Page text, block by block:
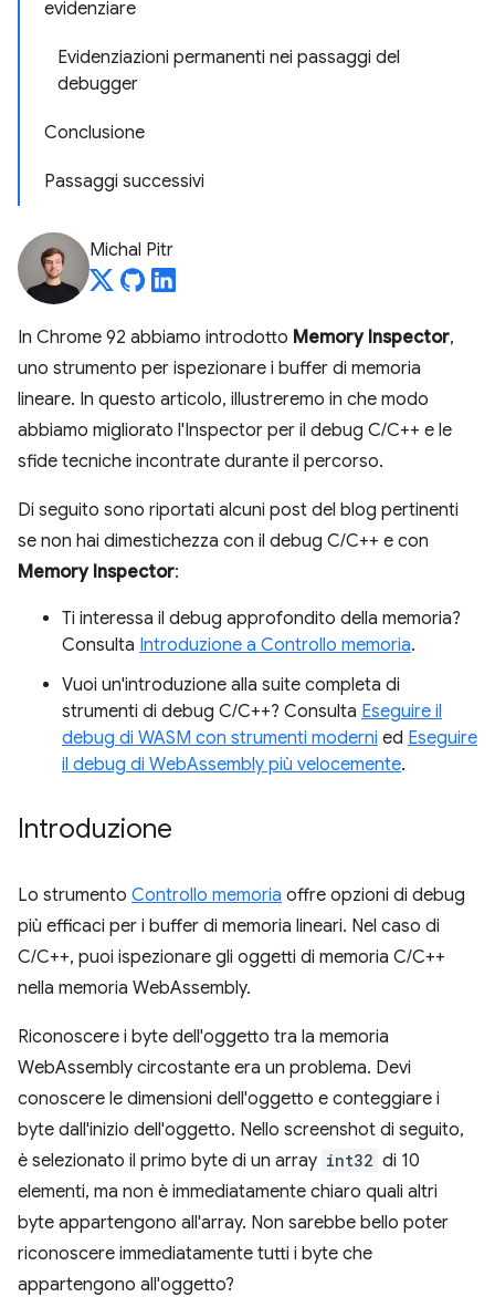
evidenziare
Evidenziazioni permanenti nei passaggi del
debugger
Conclusione
Passaggi successivi
Michal Pitr
In Chrome 92 abbiamo introdotto Memory Inspector,
uno strumento per ispezionare i buffer di memoria
lineare. In questo articolo, illustreremo in che modo
abbiamo migliorato l'Inspector per il debug C/C++ e le
sfide tecniche incontrate durante il percorso.
Di seguito sono riportati alcuni post del blog pertinenti
se non hai dimestichezza con il debug C/C++ e con
Memory Inspector:
Ti interessa il debug approfondito della memoria?
Consulta Introduzione a Controllo memoria.
Vuoi un'introduzione alla suite completa di
strumenti di debug C/C++? Consulta Eseguire il
debug di WASM con strumenti moderni ed Eseguire
il debug di WebAssembly più velocemente.
Introduzione
Lo strumento Controllo memoria offre opzioni di debug
più efficaci per i buffer di memoria lineari. Nel caso di
C/C++, puoi ispezionare gli oggetti di memoria C/C++
nella memoria WebAssembly.
Riconoscere i byte dell'oggetto tra la memoria
WebAssembly circostante era un problema. Devi
conoscere le dimensioni dell'oggetto e conteggiare i
byte dall'inizio dell'oggetto. Nello screenshot di seguito,
è selezionato il primo byte di un array int32 di 10
elementi, ma non è immediatamente chiaro quali altri
byte appartengono all'array. Non sarebbe bello poter
riconoscere immediatamente tutti i byte che
appartengono all'oggetto?